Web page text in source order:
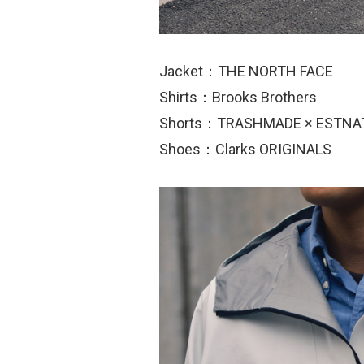
Jacket：THE NORTH FACE
Shirts：Brooks Brothers
Shorts：TRASHMADE ×
Shoes：Clarks ORIGINALS